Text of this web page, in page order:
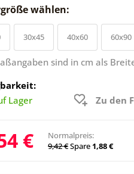
wählen:
30x45 40x60 60x90
sind in cm als
Lager
Zu den
€
Normalpreis:
9,42 €Spare 1,88 €